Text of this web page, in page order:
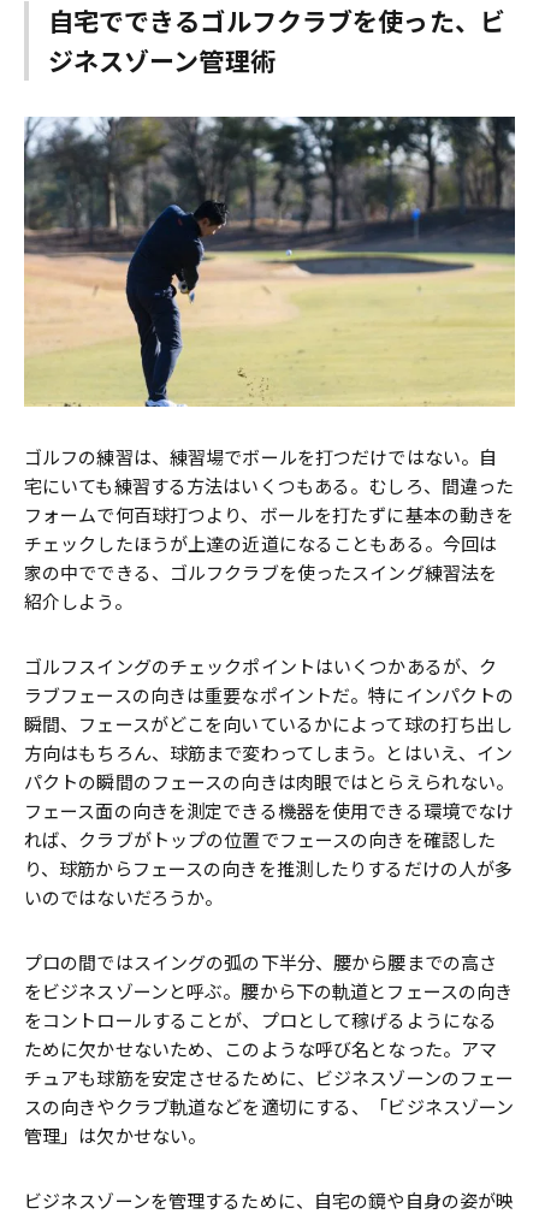
自宅でできるゴルフクラブを使った、ビ
ジネスゾーン管理術
ゴルフの練習は、練習場でボールを打つだけではない。自
宅にいても練習する方法はいくつもある。むしろ、間違った
フォームで何百球打つより、ボールを打たずに基本の動きを
チェックしたほうが上達の近道になることもある。今回は
家の中でできる、ゴルフクラブを使ったスイング練習法を
紹介しよう。
ゴルフスイングのチェックポイントはいくつかあるが、ク
ラブフェースの向きは重要なポイントだ。特にインパクトの
瞬間、フェースがどこを向いているかによって球の打ち出し
方向はもちろん、球筋まで変わってしまう。とはいえ、イン
パクトの瞬間のフェースの向きは肉眼ではとらえられない。
フェース面の向きを測定できる機器を使用できる環境でなけ
れば、クラブがトップの位置でフェースの向きを確認した
り、球筋からフェースの向きを推測したりするだけの人が多
いのではないだろうか。
プロの間ではスイングの弧の下半分、腰から腰までの高さ
をビジネスゾーンと呼ぶ。腰から下の軌道とフェースの向き
をコントロールすることが、プロとして稼げるようになる
ために欠かせないため、このような呼び名となった。アマ
チュアも球筋を安定させるために、ビジネスゾーンのフェー
スの向きやクラブ軌道などを適切にする、「ビジネスゾーン
管理」は欠かせない。
ビジネスゾーンを管理するために、自宅の鏡や自身の姿が映